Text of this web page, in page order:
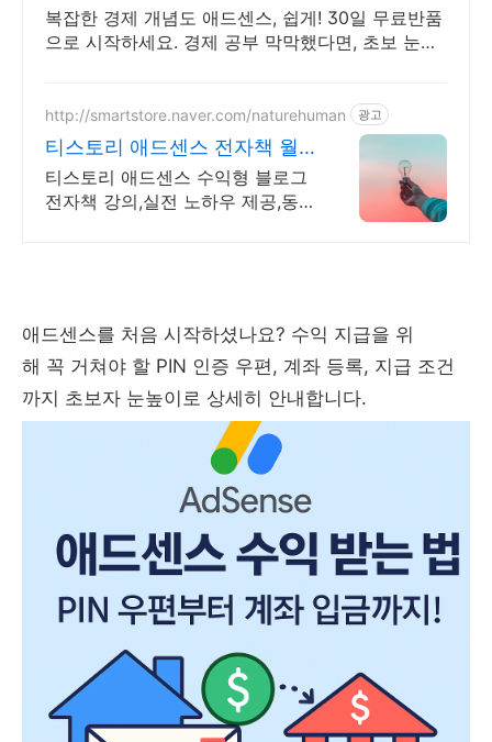
복잡한 경제 개념도 애드센스, 쉽게! 30일 무료반품
으로 시작하세요. 경제 공부 막막했다면, 초보 눈높
http://smartstore.naver.com/naturehuman 광고
티스토리 애드센스 전자책 월
100만원 고정 수익발생!
티스토리 애드센스 수익형 블로그
전자책 강의,실전 노하우 제공,동
애드센스를 처음 시작하셨나요? 수익 지급을 위
해 꼭 거쳐야 할 PIN 인증 우편, 계좌 등록, 지급 조건
까지 초보자 눈높이로 상세히 안내합니다.